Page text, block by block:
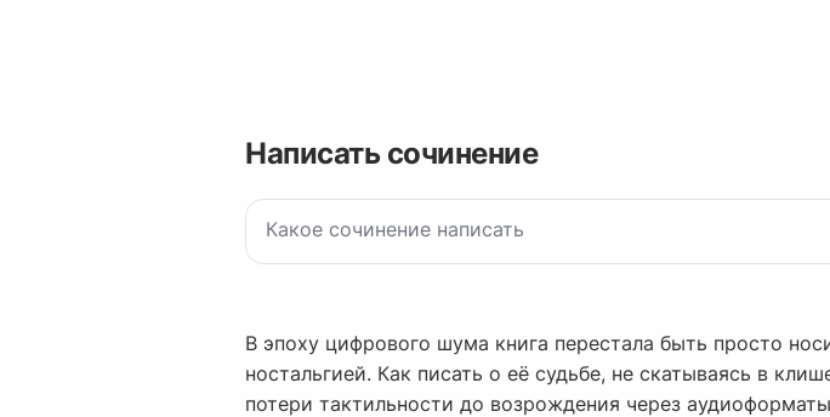
Написать сочинение
В эпоху цифрового шума книга перестала быть просто
ностальгией. Как писать о её судьбе, не скатываясь в
потери тактильности до возрождения через